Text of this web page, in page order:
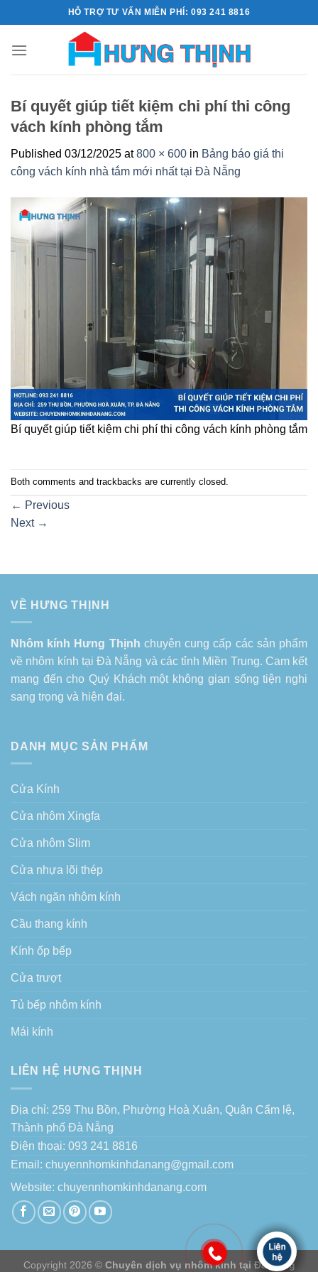
to
content
HỖ TRỢ TƯ VẤN MIỄN PHÍ: 093 241 8816
Bí quyết giúp tiết kiệm chi phí thi công
vách kính phòng tắm
Published 03/12/2025 at800 × 600 in Bảng báo giá thi
công vách kính nhà tắm mới nhất tại Đà Nẵng
Bí quyết giúp tiết kiệm chi phí thi công vách kính phòng tắm
Both comments and trackbacks are currently closed.
← Previous
Next →
VỀ HƯNG THỊNH
Nhôm kính Hưng Thịnh chuyên cung cấp các sản phẩm
về nhôm kính tại Đà Nẵng và các tỉnh Miền Trung. Cam kết
mang đến cho Quý Khách một không gian sống tiện nghi
sang trọng và hiện đại.
DANH MỤC SẢN PHẨM
Cửa Kính
Cửa nhôm Xingfa
Cửa nhôm Slim
Cửa nhựa lõi thép
Vách ngăn nhôm kính
Cầu thang kính
Kính ốp bếp
Cửa trượt
Tủ bếp nhôm kính
Mái kính
LIÊN HỆ HƯNG THỊNH
Địa chỉ: 259 Thu Bồn, Phường Hoà Xuân, Quận Cẩm lệ,
Thành phố Đà Nẵng
Điện thoại: 093 241 8816
Email: chuyennhomkinhdanang@gmail.com
Website: chuyennhomkinhdanang.com
Copyright 2026 © Chuyên dịch vụ nhôm kính tại Đà Nẵng